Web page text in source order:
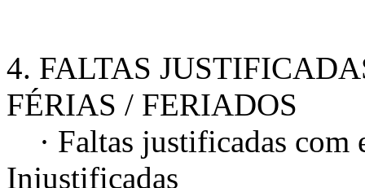
4. FALTAS
FÉRIAS / FERIADOS
· Faltas justificadas com
Injustificadas